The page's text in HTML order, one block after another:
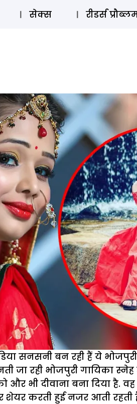
सेक्स रीडर्स
सनसनी बन रही हैं ये
रही भोजपुरी गायिका स्नेह
और भी दीवाना बना
शेयर करती हुई नजर आती